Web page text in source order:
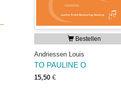
Bestellen
Andriessen Louis
TO PAULINE O
15,50 €